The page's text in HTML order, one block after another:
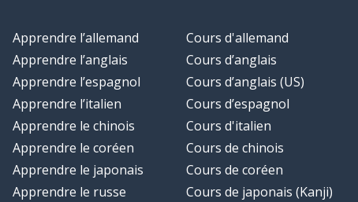
Apprendre l’allemand
Apprendre l’anglais
Apprendre l’espagnol
Apprendre l’italien
Apprendre le chinois
Apprendre le coréen
Apprendre le japonais
Apprendre le russe
Cours d'allemand
Cours d’anglais
Cours d’anglais (US)
Cours d’espagnol
Cours d'italien
Cours de chinois
Cours de coréen
Cours de japonais (Kanji)